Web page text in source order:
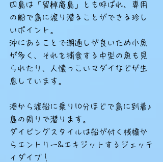
四島は「留棹庵島」とも呼ばれ、専用
の船で島に渡り潜ることができる珍し
いポイント。
沖にあることで潮通しが良いため小魚
が多く、それを捕食する中型の魚も見
られたり、人懐っこいマダイなどが生
息しています。
港から渡船に乗り10分ほどで島に到着♪
島の周りで潜ります。
ダイビングスタイルは船が付く桟橋か
らエントリー&エキジットするジェッテ
ィダイブ！